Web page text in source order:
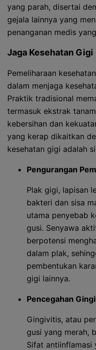
yang parah, disertai
gejala lainnya yang
penanganan medis
Jaga Kesehatan Gigi
Pemeliharaan
dalam menjaga
Praktik tradisional
termasuk ekstrak
kebersihan dan
yang kerap dikaitkan
kesehatan gigi adalah
Pengurangan
Plak gigi, lapisan
bakteri dan sisa
utama penyebab
gusi. Senyawa
berpotensi
dalam plak,
pembentukan
gigi lainnya.
Pencegahan
Gingivitis, atau
gusi yang merah,
Sifat antiinflamasi